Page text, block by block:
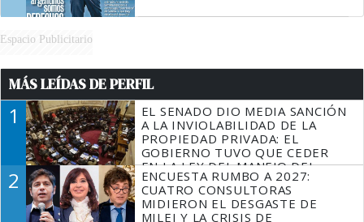
Espacio Publicitario
MÁS LEÍDAS DE PERFIL
1
EL SENADO DIO MEDIA SANCIÓN
A LA INVIOLABILIDAD DE LA
PROPIEDAD PRIVADA: EL
GOBIERNO TUVO QUE CEDER
EN LA LEY DEL MANEJO DEL
FUEGO
2
ENCUESTA RUMBO A 2027:
CUATRO CONSULTORAS
MIDIERON EL DESGASTE DE
MILEI Y LA CRISIS DE